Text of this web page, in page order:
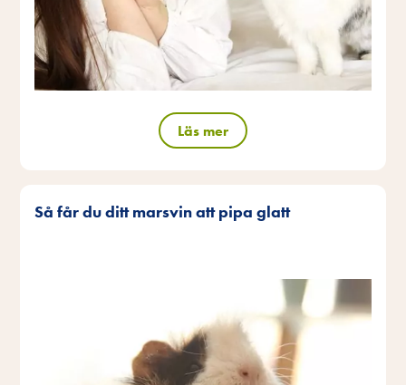
Läs mer
Så får du ditt marsvin att pipa glatt